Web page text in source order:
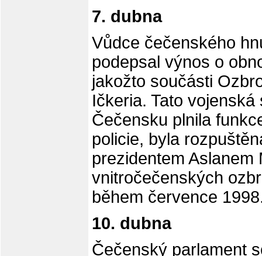
7. dubna
Vůdce čečenského
podepsal výnos o
jakožto součásti
Ičkeria. Tato
Čečensku plnila
policie, byla
prezidentem
vnitročečenských
během července
10. dubna
Čečenský parlament